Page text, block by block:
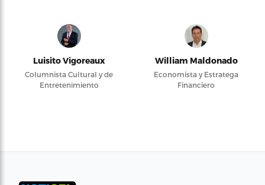
Luisito Vigoreaux
Columnista Cultural y de
Entretenimiento
William Maldonado
Economista y Estratega
Financiero